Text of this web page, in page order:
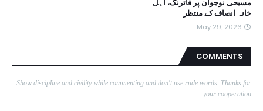
مسیحی نوجوان پر فائرنگ، اہل
خانہ انصاف کے منتظر
May 29, 2026
COMMENTS
Show discipline and civility while commenting and don't use rude words. Thanks for
your cooperation